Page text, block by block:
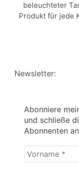
beleuchteter
Produkt für jede
Newsletter:
Abonniere
und schließe
Abonnenten
Vorname
*